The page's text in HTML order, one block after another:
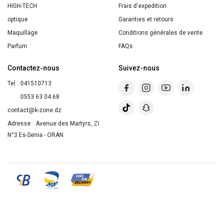
et
fleur
de
jasmin
–
Deliplus
HIGH-TECH
optique
Maquillage
Parfum
Frais d'expedition
Garanties et retours
Conditions générales de vente
FAQs
Contactez-nous
Tel : 041510713
0553 63 04 68
contact@k-zone.dz
Adresse : Avenue des Martyrs, ZI
N°3 Es-Senia - ORAN
Suivez-nous